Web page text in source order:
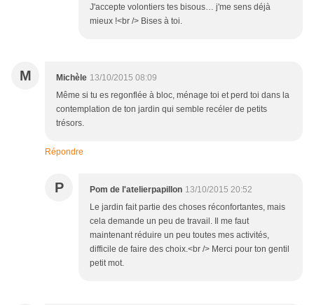
J'accepte volontiers tes bisous… j'me sens déjà
mieux !<br /> Bises à toi.
M Michèle 13/10/2015 08:09
Même si tu es regonflée à bloc, ménage toi et perd toi dans la
contemplation de ton jardin qui semble recéler de petits
trésors.
Répondre
P Pom de l'atelierpapillon 13/10/2015 20:52
Le jardin fait partie des choses réconfortantes, mais
cela demande un peu de travail. Il me faut
maintenant réduire un peu toutes mes activités,
difficile de faire des choix.<br /> Merci pour ton gentil
petit mot.